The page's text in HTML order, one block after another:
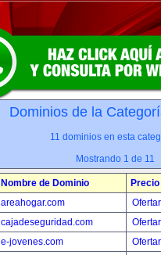
Dominios de la
11 dominios en esta
Mostrando 1 de 11
Nombre de Dominio
Precio
areahogar.com
cajadeseguridad.com
e-jovenes.com